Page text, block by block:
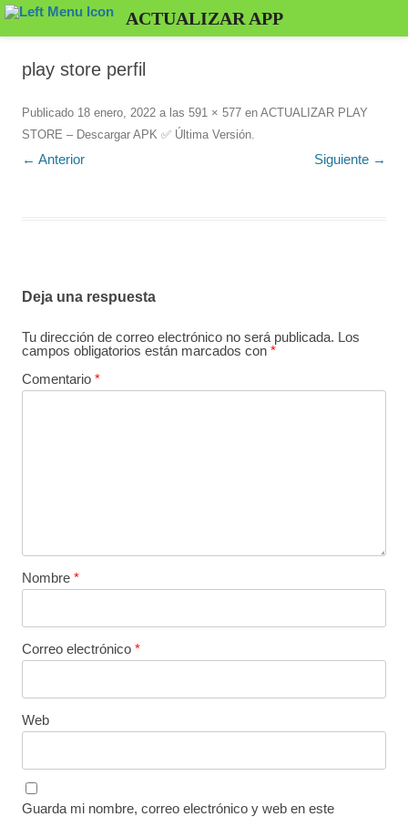
play store perfil
Publicado 18 enero, 2022 a las 591 × 577 en ACTUALIZAR PLAY
STORE – Descargar APK ✅️ Última Versión.
← Anterior Siguiente →
Deja una respuesta
Tu dirección de correo electrónico no será publicada. Los
campos obligatorios están marcados con *
Comentario *
Nombre *
Correo electrónico *
Web
Guarda mi nombre, correo electrónico y web en este
ACTUALIZAR APP